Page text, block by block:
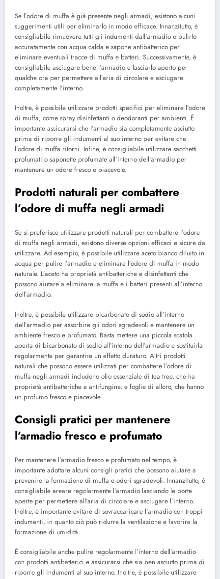
Se l’odore di muffa è già presente negli armadi, esistono alcuni
suggerimenti utili per eliminarlo in modo efficace. Innanzitutto, è
consigliabile rimuovere tutti gli indumenti dall’armadio e pulirlo
accuratamente con acqua calda e sapone antibatterico per
eliminare eventuali tracce di muffa e batteri. Successivamente, è
consigliabile asciugare bene l’armadio e lasciarlo aperto per
qualche ora per permettere all’aria di circolare e asciugare
completamente l’interno.
Inoltre, è possibile utilizzare prodotti specifici per eliminare l’odore
di muffa, come spray disinfettanti o deodoranti per ambienti. È
importante assicurarsi che l’armadio sia completamente asciutto
prima di riporre gli indumenti al suo interno per evitare che
l’odore di muffa ritorni. Infine, è consigliabile utilizzare sacchetti
profumati o saponette profumate all’interno dell’armadio per
mantenere un odore fresco e piacevole.
Prodotti naturali per combattere
l’odore di muffa negli armadi
Se si preferisce utilizzare prodotti naturali per combattere l’odore
di muffa negli armadi, esistono diverse opzioni efficaci e sicure da
utilizzare. Ad esempio, è possibile utilizzare aceto bianco diluito in
acqua per pulire l’armadio e eliminare l’odore di muffa in modo
naturale. L’aceto ha proprietà antibatteriche e disinfettanti che
possono aiutare a eliminare la muffa e i batteri presenti all’interno
dell’armadio.
Inoltre, è possibile utilizzare bicarbonato di sodio all’interno
dell’armadio per assorbire gli odori sgradevoli e mantenere un
ambiente fresco e profumato. Basta mettere una piccola scatola
aperta di bicarbonato di sodio all’interno dell’armadio e sostituirla
regolarmente per garantire un effetto duraturo. Altri prodotti
naturali che possono essere utilizzati per combattere l’odore di
muffa negli armadi includono olio essenziale di tea tree, che ha
proprietà antibatteriche e antifungine, e foglie di alloro, che hanno
un profumo fresco e piacevole.
Consigli pratici per mantenere
l’armadio fresco e profumato
Per mantenere l’armadio fresco e profumato nel tempo, è
importante adottare alcuni consigli pratici che possono aiutare a
prevenire la formazione di muffa e odori sgradevoli. Innanzitutto, è
consigliabile areare regolarmente l’armadio lasciando le porte
aperte per permettere all’aria di circolare e asciugare l’interno.
Inoltre, è importante evitare di sovraccaricare l’armadio con troppi
indumenti, in quanto ciò può ridurre la ventilazione e favorire la
formazione di umidità.
È consigliabile anche pulire regolarmente l’interno dell’armadio
con prodotti antibatterici e assicurarsi che sia ben asciutto prima di
riporre gli indumenti al suo interno. Inoltre, è possibile utilizzare